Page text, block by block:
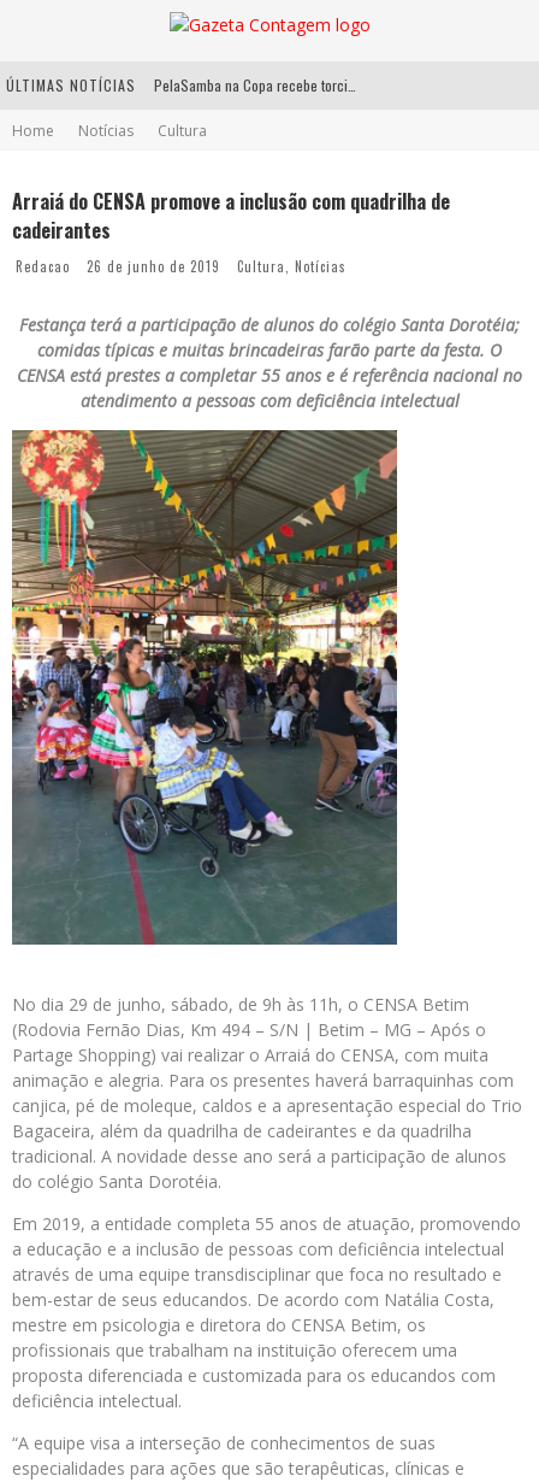
ÚLTIMAS NOTÍCIAS
Home Notícias Cultura
Arraiá do CENSA promove a inclusão com quadrilha de
cadeirantes
Redacao 26 de junho de 2019 Cultura Notícias
Festança terá a participação de alunos do colégio Santa Dorotéia;
comidas típicas e muitas brincadeiras farão parte da festa. O
CENSA está prestes a completar 55 anos e é referência nacional no
atendimento a pessoas com deficiência intelectual
No dia 29 de junho, sábado, de 9h às 11h, o CENSA Betim
(Rodovia Fernão Dias, Km 494 – S/N | Betim – MG – Após o
Partage Shopping) vai realizar o Arraiá do CENSA, com muita
animação e alegria. Para os presentes haverá barraquinhas com
canjica, pé de moleque, caldos e a apresentação especial do Trio
Bagaceira, além da quadrilha de cadeirantes e da quadrilha
tradicional. A novidade desse ano será a participação de alunos
do colégio Santa Dorotéia.
Em 2019, a entidade completa 55 anos de atuação, promovendo
a educação e a inclusão de pessoas com deficiência intelectual
através de uma equipe transdisciplinar que foca no resultado e
bem-estar de seus educandos. De acordo com Natália Costa,
mestre em psicologia e diretora do CENSA Betim, os
profissionais que trabalham na instituição oferecem uma
proposta diferenciada e customizada para os educandos com
deficiência intelectual.
“A equipe visa a interseção de conhecimentos de suas
especialidades para ações que são terapêuticas, clínicas e